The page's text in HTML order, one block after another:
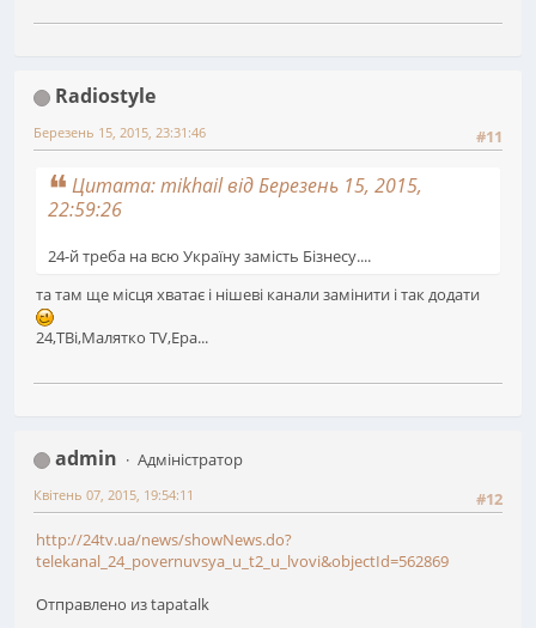
Radiostyle
#11
Березень 15, 2015, 23:31:46
Цитата: mikhail від Березень 15, 2015,
22:59:26
24-й треба на всю Україну замість Бізнесу....
та там ще місця хватає і нішеві канали замінити і так додати
24,ТВі,Малятко TV,Ера...
admin
Адміністратор
#12
Квітень 07, 2015, 19:54:11
http://24tv.ua/news/showNews.do?
telekanal_24_povernuvsya_u_t2_u_lvovi&objectId=562869
Отправлено из tapatalk